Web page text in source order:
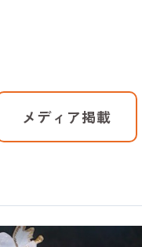
メディア掲載